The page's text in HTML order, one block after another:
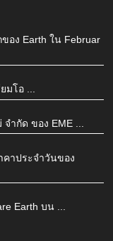
อง Earth ใน Februar
โอ ...
ำกัด ของ EME ...
าประจำวันของ
Earth บน ...